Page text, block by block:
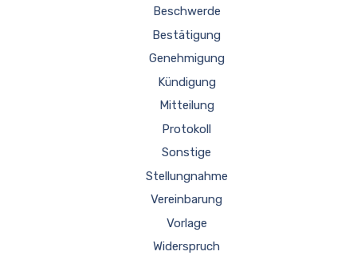
Beschwerde
Bestätigung
Genehmigung
Kündigung
Mitteilung
Protokoll
Sonstige
Stellungnahme
Vereinbarung
Vorlage
Widerspruch